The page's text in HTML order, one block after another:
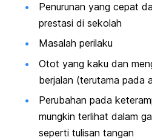
Penurunan yang cepat
prestasi di sekolah
Masalah perilaku
Otot yang kaku dan
berjalan (terutama pada
Perubahan pada
mungkin terlihat dalam
seperti tulisan tangan